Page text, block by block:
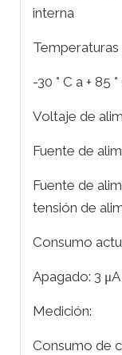
interna
-30 ° C a + 85 °
Voltaje de
Fuente de
Fuente de
tensión de
Consumo
Apagado: 3
Medición:
Consumo de